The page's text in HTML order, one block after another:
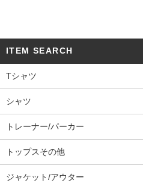
ITEM SEARCH
Tシャツ
シャツ
トレーナー/パーカー
トップスその他
ジャケット/アウター